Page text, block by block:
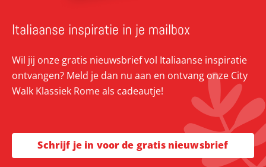
Italiaanse inspiratie in je mailbox
Wil jij onze gratis nieuwsbrief vol Italiaanse inspiratie
ontvangen? Meld je dan nu aan en ontvang onze City
Walk Klassiek Rome als cadeautje!
Schrijf je in voor de gratis nieuwsbrief